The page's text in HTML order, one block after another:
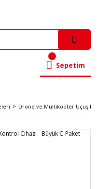
Sepetim
Drone ve Multikopter Uçuş